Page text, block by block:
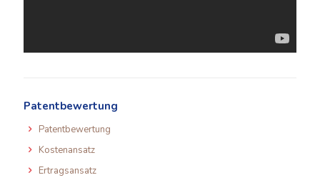
Patentbewertung
Patentbewertung
Kostenansatz
Ertragsansatz